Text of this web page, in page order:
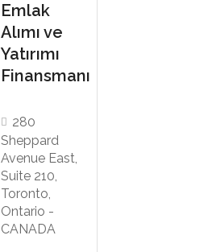
Emlak
Alımı ve
Yatırımı
Finansmanı
280
Sheppard
Avenue East,
Suite 210,
Toronto,
Ontario -
CANADA